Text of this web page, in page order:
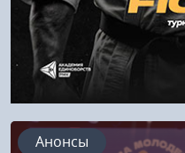
Анонсы